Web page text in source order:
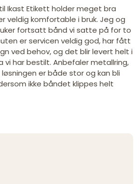
Ikast Etikett holder meget bra
veldig komfortable i bruk. Jeg og
fortsatt bånd vi satte på for to
er servicen veldig god, har fått
ved behov, og det blir levert helt i
vi har bestilt. Anbefaler metallring,
er både stor og kan bli
ikke båndet klippes helt